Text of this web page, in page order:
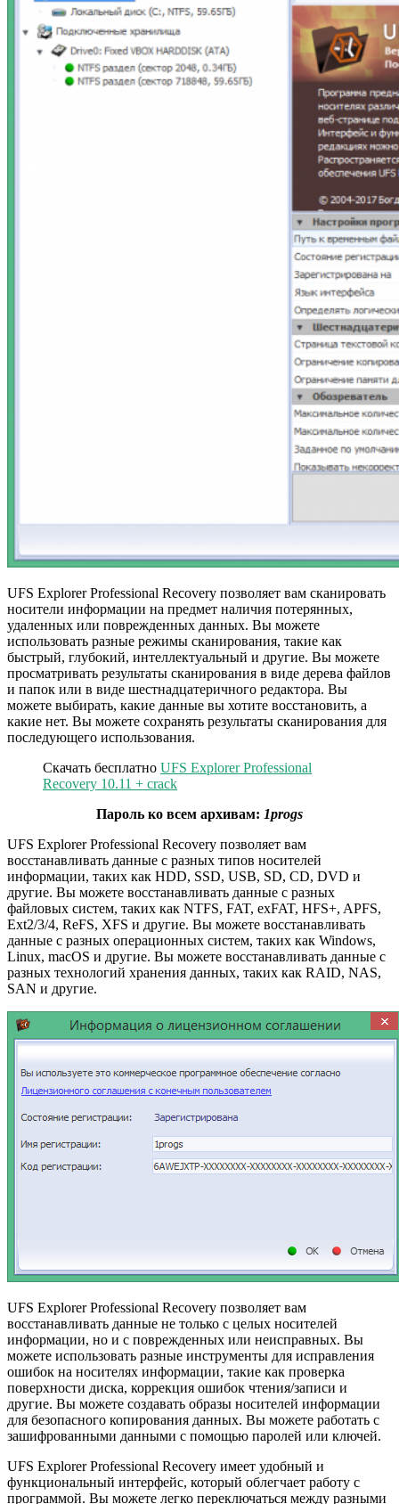
UFS Explorer Professional Recovery позволяет вам сканировать
носители информации на предмет наличия потерянных,
удаленных или поврежденных данных. Вы можете
использовать разные режимы сканирования, такие как
быстрый, глубокий, интеллектуальный и другие. Вы можете
просматривать результаты сканирования в виде дерева файлов
и папок или в виде шестнадцатеричного редактора. Вы
можете выбирать, какие данные вы хотите восстановить, а
какие нет. Вы можете сохранять результаты сканирования для
последующего использования.
Скачать бесплатно UFS Explorer Professional
Recovery 10.11 + crack
Пароль ко всем архивам: 1progs
UFS Explorer Professional Recovery позволяет вам
восстанавливать данные с разных типов носителей
информации, таких как HDD, SSD, USB, SD, CD, DVD и
другие. Вы можете восстанавливать данные с разных
файловых систем, таких как NTFS, FAT, exFAT, HFS+, APFS,
Ext2/3/4, ReFS, XFS и другие. Вы можете восстанавливать
данные с разных операционных систем, таких как Windows,
Linux, macOS и другие. Вы можете восстанавливать данные с
разных технологий хранения данных, таких как RAID, NAS,
SAN и другие.
UFS Explorer Professional Recovery позволяет вам
восстанавливать данные не только с целых носителей
информации, но и с поврежденных или неисправных. Вы
можете использовать разные инструменты для исправления
ошибок на носителях информации, такие как проверка
поверхности диска, коррекция ошибок чтения/записи и
другие. Вы можете создавать образы носителей информации
для безопасного копирования данных. Вы можете работать с
зашифрованными данными с помощью паролей или ключей.
UFS Explorer Professional Recovery имеет удобный и
функциональный интерфейс, который облегчает работу с
программой. Вы можете легко переключаться между разными